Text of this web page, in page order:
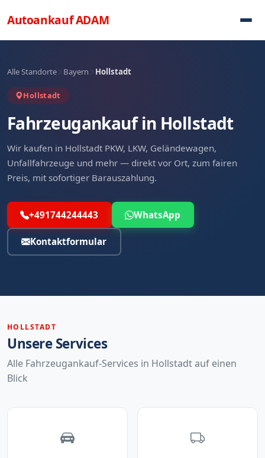
AutoankaufADAM
Alle Standorte Bayern Hollstadt
Hollstadt
Fahrzeugankauf in Hollstadt
Wir kaufen in Hollstadt PKW, LKW, Geländewagen,
Unfallfahrzeuge und mehr — direkt vor Ort, zum fairen
Preis, mit sofortiger Barauszahlung.
+491744244443 WhatsApp
Kontaktformular
HOLLSTADT
Unsere Services
Alle Fahrzeugankauf-Services in Hollstadt auf einen
Blick